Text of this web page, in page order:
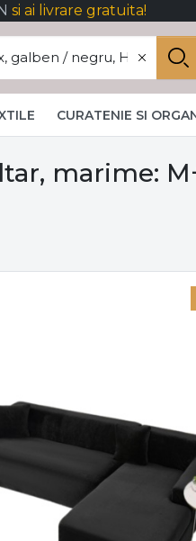
si ai livrare gratuita!
CURATENIE SI
marime: